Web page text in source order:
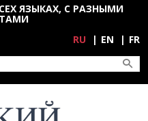
ЯЗЫКАХ, С РАЗНЫМИ
RU EN FR